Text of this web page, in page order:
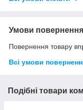
Умови повернення
Повернення товару
Всі умови
Подібні товари